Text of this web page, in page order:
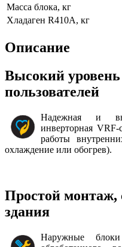
Масса блока, кг
Хладаген R410А, кг
Описание
Высокий
пользователей
Надежная и
инверторная
работы
охлаждение или обогрев).
Простой монтаж,
здания
Наружные